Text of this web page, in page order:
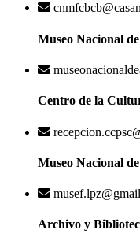
Museo Nacional
Centro de la
Museo Nacional
Archivo y